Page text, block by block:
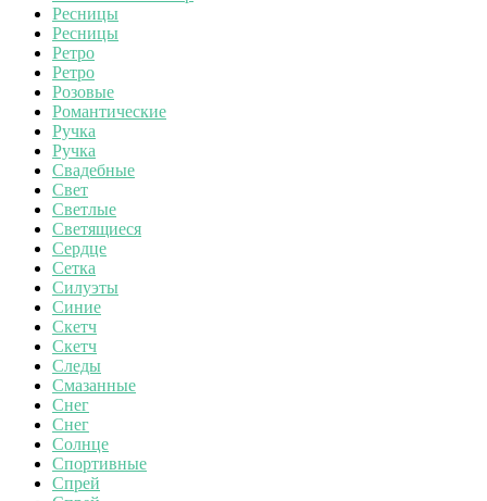
Ресницы
Ресницы
Ретро
Ретро
Розовые
Романтические
Ручка
Ручка
Свадебные
Свет
Светлые
Светящиеся
Сердце
Сетка
Силуэты
Синие
Скетч
Скетч
Следы
Смазанные
Снег
Снег
Солнце
Спортивные
Спрей